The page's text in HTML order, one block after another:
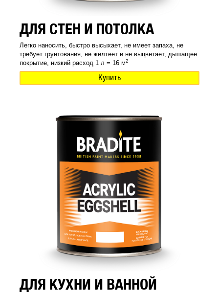
ДЛЯ СТЕН И ПОТОЛКА
Легко наносить, быстро высыхает, не имеет запаха, не
требует грунтования, не желтеет и не выцветает, дышащее
покрытие, низкий расход 1 л = 16 м2
Купить
ДЛЯ КУХНИ И ВАННОЙ